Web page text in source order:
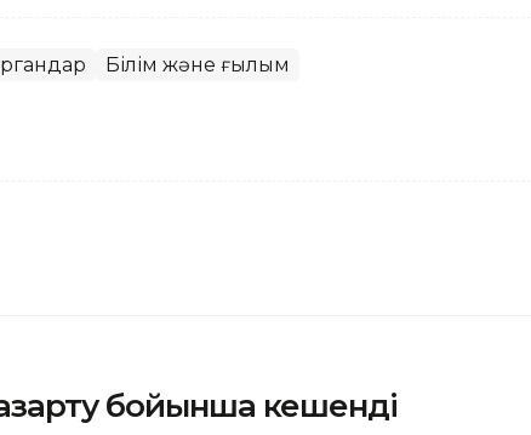
Білім және ғылым
бойынша кешенді